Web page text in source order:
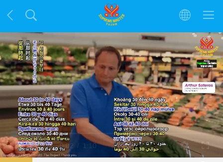
暂
停
静
音
当
0:02 1:10
加
载
完
成:
解
析
全
屏